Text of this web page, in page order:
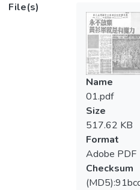
File(s)
Name
01.pdf
Size
517.62 KB
Format
Adobe PDF
Checksum